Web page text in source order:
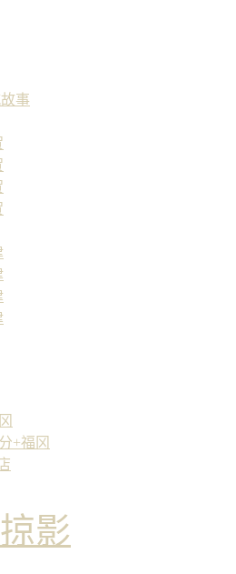
事
+福冈
影